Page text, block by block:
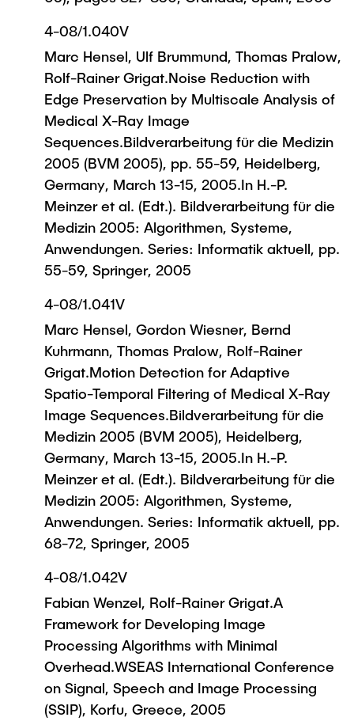
4-08/1.040V
Marc Hensel, Ulf Brummund, Thomas Pralow,
Rolf-Rainer Grigat.Noise Reduction with
Edge Preservation by Multiscale Analysis of
Medical X-Ray Image
Sequences.Bildverarbeitung für die Medizin
2005 (BVM 2005), pp. 55-59, Heidelberg,
Germany, March 13-15, 2005.In H.-P.
Meinzer et al. (Edt.). Bildverarbeitung für die
Medizin 2005: Algorithmen, Systeme,
Anwendungen. Series: Informatik aktuell, pp.
55-59, Springer, 2005
4-08/1.041V
Marc Hensel, Gordon Wiesner, Bernd
Kuhrmann, Thomas Pralow, Rolf-Rainer
Grigat.Motion Detection for Adaptive
Spatio-Temporal Filtering of Medical X-Ray
Image Sequences.Bildverarbeitung für die
Medizin 2005 (BVM 2005), Heidelberg,
Germany, March 13-15, 2005.In H.-P.
Meinzer et al. (Edt.). Bildverarbeitung für die
Medizin 2005: Algorithmen, Systeme,
Anwendungen. Series: Informatik aktuell, pp.
68-72, Springer, 2005
4-08/1.042V
Fabian Wenzel, Rolf-Rainer Grigat.A
Framework for Developing Image
Processing Algorithms with Minimal
Overhead.WSEAS International Conference
on Signal, Speech and Image Processing
(SSIP), Korfu, Greece, 2005